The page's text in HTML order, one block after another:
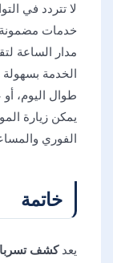
لا تتردد في
خدمات
مدار الساعة
الخدمة بسهولة
طوال اليوم،
يمكن زيارة
الفوري
خاتمة
يعدكشف